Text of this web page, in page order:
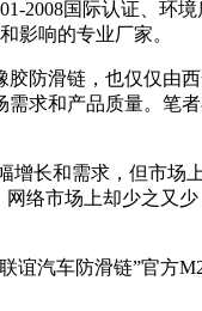
2008国际认证、环
影响的专业厂家。
防滑链，也仅仅由
求和产品质量。笔
长和需求，但市场
络市场上却少之又
谊汽车防滑链”官方